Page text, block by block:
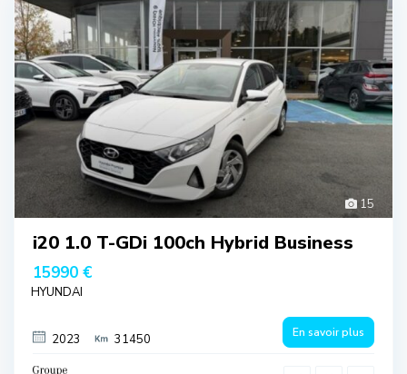
15
i20 1.0 T-GDi 100ch Hybrid Business
15990 €
HYUNDAI
2023 31450 En savoir plus